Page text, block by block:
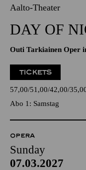
Aalto-Theater
DAY OF
Outi Tarkiainen Oper
TICKETS
57,00 51,00 42,00
Abo 1: Samstag
OPERA
Sunday
07.03.2027